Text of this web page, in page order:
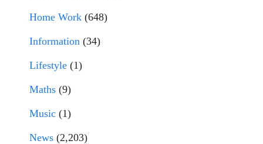
Home Work (648)
Information (34)
Lifestyle (1)
Maths (9)
Music (1)
News (2,203)